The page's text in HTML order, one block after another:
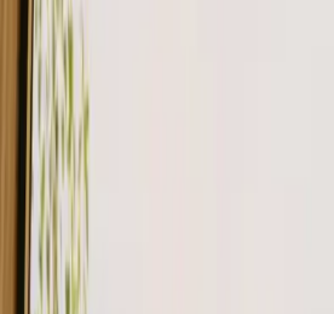
Utforsk opphold med
South Wales
Kjæledyrsvennlige opphold i New South Wales
Opphold nær fjell i New South Wales
Opphold nær
Opphold nær turstier i New South Wales
Ledige opphold denne
Spontantur i New South Wales? Finn
bookes denne helgen